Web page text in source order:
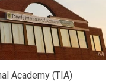
Academy (TIA)